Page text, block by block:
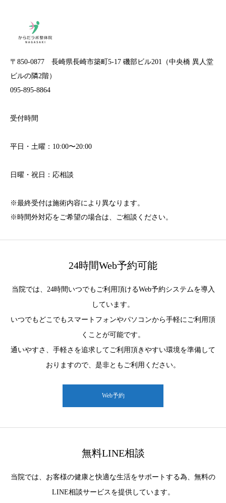
〒850-0877 長崎県長崎市築町5-17 磯部ビル201（中央橋 異人堂
ビルの隣2階）
095-895-8864
受付時間
平日・土曜：10:00〜20:00
日曜・祝日：応相談
※最終受付は施術内容により異なります。
※時間外対応をご希望の場合は、ご相談ください。
24時間Web予約可能
当院では、24時間いつでもご利用頂けるWeb予約システムを導入
しています。
いつでもどこでもスマートフォンやパソコンから手軽にご利用頂
くことが可能です。
通いやすさ、手軽さを追求してご利用頂きやすい環境を準備して
おりますので、是非ともご利用ください。
Web予約
無料LINE相談
当院では、お客様の健康と快適な生活をサポートする為、無料の
LINE相談サービスを提供しています。